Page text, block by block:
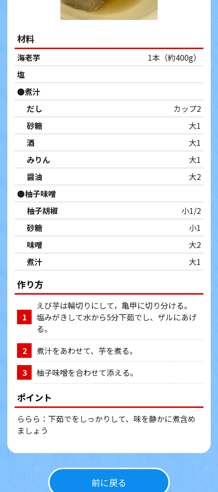
材料
海老芋
1本（約400g）
塩
●煮汁
だし
カップ2
砂糖
大1
酒
大1
みりん
大1
醤油
大2
●柚子味噌
柚子胡椒
小1/2
砂糖
小1
味噌
大2
煮汁
大1
作り方
1
えび芋は輪切りにして，亀甲に切り分ける。
塩みがきして水から5分下茹でし、ザルにあげ
る。
2
煮汁をあわせて、芋を煮る。
3
柚子味噌を合わせて添える。
ポイント
ららら：下茹でをしっかりして、味を静かに煮含め
ましょう
前に戻る